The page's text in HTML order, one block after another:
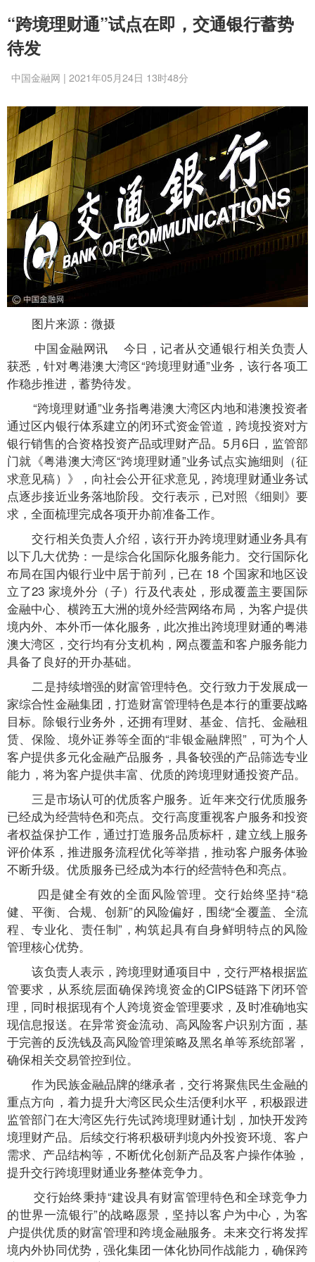
“跨境理财通”试点在即，交通银行蓄势
待发
中国金融网 | 2021年05月24日 13时48分
图片来源：微摄
中国金融网讯 今日，记者从交通银行相关负责人
获悉，针对粤港澳大湾区“跨境理财通”业务，该行各项工
作稳步推进，蓄势待发。
“跨境理财通”业务指粤港澳大湾区内地和港澳投资者
通过区内银行体系建立的闭环式资金管道，跨境投资对方
银行销售的合资格投资产品或理财产品。5月6日，监管部
门就《粤港澳大湾区“跨境理财通”业务试点实施细则（征
求意见稿）》，向社会公开征求意见，跨境理财通业务试
点逐步接近业务落地阶段。交行表示，已对照《细则》要
求，全面梳理完成各项开办前准备工作。
交行相关负责人介绍，该行开办跨境理财通业务具有
以下几大优势：一是综合化国际化服务能力。交行国际化
布局在国内银行业中居于前列，已在 18 个国家和地区设
立了23 家境外分（子）行及代表处，形成覆盖主要国际
金融中心、横跨五大洲的境外经营网络布局，为客户提供
境内外、本外币一体化服务，此次推出跨境理财通的粤港
澳大湾区，交行均有分支机构，网点覆盖和客户服务能力
具备了良好的开办基础。
二是持续增强的财富管理特色。交行致力于发展成一
家综合性金融集团，打造财富管理特色是本行的重要战略
目标。除银行业务外，还拥有理财、基金、信托、金融租
赁、保险、境外证券等全面的“非银金融牌照”，可为个人
客户提供多元化金融产品服务，具备较强的产品筛选专业
能力，将为客户提供丰富、优质的跨境理财通投资产品。
三是市场认可的优质客户服务。近年来交行优质服务
已经成为经营特色和亮点。交行高度重视客户服务和投资
者权益保护工作，通过打造服务品质标杆，建立线上服务
评价体系，推进服务流程优化等举措，推动客户服务体验
不断升级。优质服务已经成为本行的经营特色和亮点。
四是健全有效的全面风险管理。交行始终坚持“稳
健、平衡、合规、创新”的风险偏好，围绕“全覆盖、全流
程、专业化、责任制”，构筑起具有自身鲜明特点的风险
管理核心优势。
该负责人表示，跨境理财通项目中，交行严格根据监
管要求，从系统层面确保跨境资金的CIPS链路下闭环管
理，同时根据现有个人跨境资金管理要求，及时准确地实
现信息报送。在异常资金流动、高风险客户识别方面，基
于完善的反洗钱及高风险管理策略及黑名单等系统部署，
确保相关交易管控到位。
作为民族金融品牌的继承者，交行将聚焦民生金融的
重点方向，着力提升大湾区民众生活便利水平，积极跟进
监管部门在大湾区先行先试跨境理财通计划，加快开发跨
境理财产品。后续交行将积极研判境内外投资环境、客户
需求、产品结构等，不断优化创新产品及客户操作体验，
提升交行跨境理财通业务整体竞争力。
交行始终秉持“建设具有财富管理特色和全球竞争力
的世界一流银行”的战略愿景，坚持以客户为中心，为客
户提供优质的财富管理和跨境金融服务。未来交行将发挥
境内外协同优势，强化集团一体化协同作战能力，确保跨